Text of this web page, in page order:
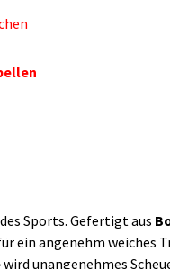
Sports. Gefertigt aus
ein angenehm weiches
wird unangenehmes